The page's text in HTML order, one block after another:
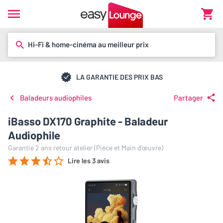
Hi-Fi & home-cinéma au meilleur prix
LA GARANTIE DES PRIX BAS
Baladeurs audiophiles Partager
iBasso DX170 Graphite - Baladeur
Audiophile
Garantie 2 ans retour atelier (Pièce et Main d’œuvre)
Lire les 3 avis